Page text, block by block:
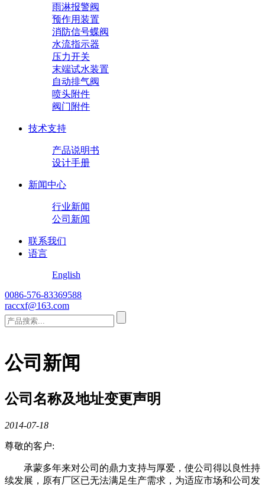
雨淋报警阀
预作用装置
消防信号蝶阀
水流指示器
压力开关
末端试水装置
自动排气阀
喷头附件
阀门附件
技术支持
产品说明书
设计手册
新闻中心
行业新闻
公司新闻
联系我们
语言
English
0086-576-83369588
raccxf@163.com
公司新闻
公司名称及地址变更声明
2014-07-18
尊敬的客户:
承蒙多年来对公司的鼎力支持与厚爱，使公司得以良性持
续发展，原有厂区已无法满足生产需求，为适应市场和公司发